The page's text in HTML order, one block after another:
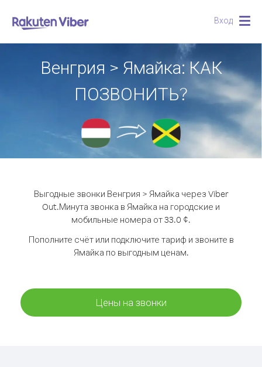
Вход
Венгрия > Ямайка: КАК
ПОЗВОНИТЬ?
Выгодные звонки Венгрия > Ямайка через Viber
Out.Минута звонка в Ямайка на городские и
мобильные номера от 33.0 ¢.
Пополните счёт или подключите тариф и звоните в
Ямайка по выгодным ценам.
Цены на звонки